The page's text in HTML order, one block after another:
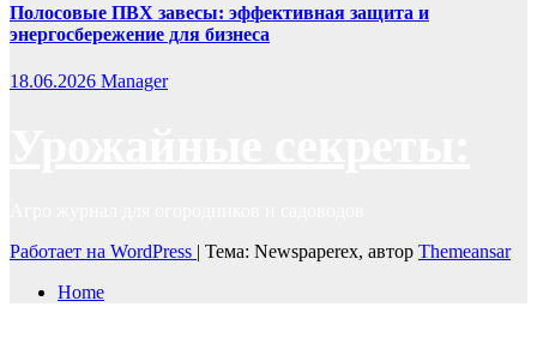
Полосовые ПВХ завесы: эффективная защита и
энергосбережение для бизнеса
18.06.2026 Manager
Работает на WordPress | Тема: Newspaperex, автор Themeansar
Home